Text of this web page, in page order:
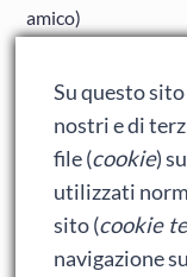
amico)
Ralph spacca
Bumblebee: un
Meta
Su questo
nostri e di
file (cookie)
utilizzati
sito (cookie
navigazione